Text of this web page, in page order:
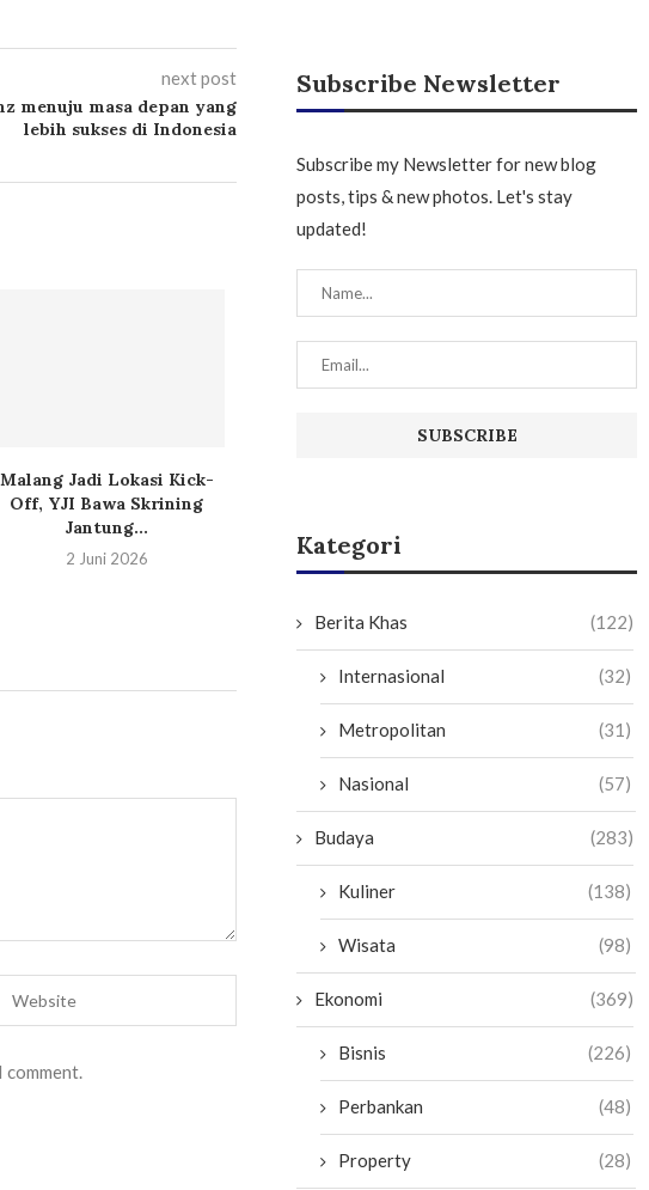
next post
menuju masa depan yang
lebih sukses di Indonesia
Malang Jadi Lokasi Kick-
Off, YJI Bawa Skrining
Jantung...
2 Juni 2026 31 Mei 2026
comment.
Subscribe Newsletter
Subscribe my Newsletter for new blog
posts, tips & new photos. Let's stay
updated!
Kategori
Berita Khas (122)
Internasional (32)
Metropolitan (31)
Nasional (57)
Budaya (283)
Kuliner (138)
Wisata (98)
Ekonomi (369)
Bisnis (226)
Perbankan (48)
Property (28)